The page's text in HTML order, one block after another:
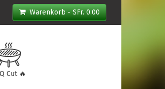
Warenkorb - SFr. 0.00
Cut 🔥